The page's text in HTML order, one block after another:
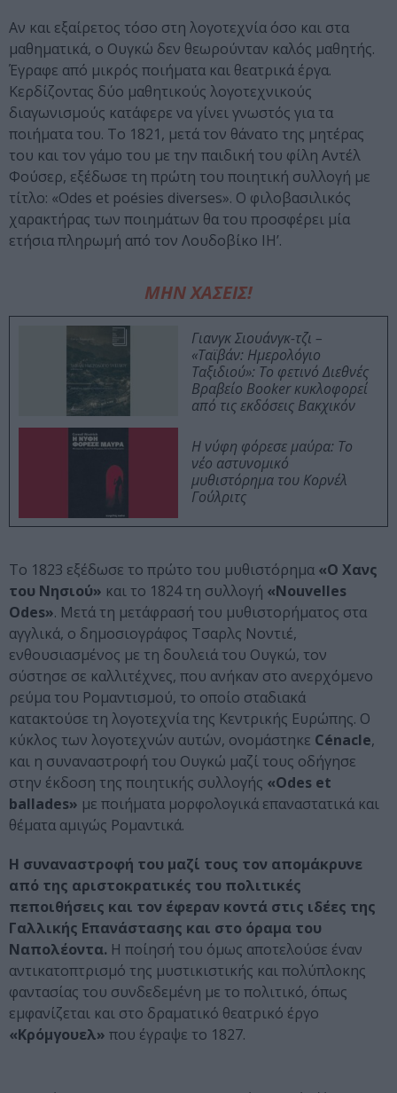
Αν και εξαίρετος τόσο στη λογοτεχνία όσο και στα
μαθηματικά, ο Ουγκώ δεν θεωρούνταν καλός μαθητής.
Έγραφε από μικρός ποιήματα και θεατρικά έργα.
Κερδίζοντας δύο μαθητικούς λογοτεχνικούς
διαγωνισμούς κατάφερε να γίνει γνωστός για τα
ποιήματα του. Το 1821, μετά τον θάνατο της μητέρας
του και τον γάμο του με την παιδική του φίλη Αντέλ
Φούσερ, εξέδωσε τη πρώτη του ποιητική συλλογή με
τίτλο: «Odes et poésies diverses». Ο φιλοβασιλικός
χαρακτήρας των ποιημάτων θα του προσφέρει μία
ετήσια πληρωμή από τον Λουδοβίκο ΙΗ’.
ΜΗΝ ΧΑΣΕΙΣ!
Γιανγκ Σιουάνγκ-τζι –
«Ταϊβάν: Ημερολόγιο
Ταξιδιού»: Το φετινό Διεθνές
Βραβείο Booker κυκλοφορεί
από τις εκδόσεις Βακχικόν
Η νύφη φόρεσε μαύρα: Το
νέο αστυνομικό
μυθιστόρημα του Κορνέλ
Γούλριτς
Το 1823 εξέδωσε το πρώτο του μυθιστόρημα «Ο Χανς
του Νησιού» και το 1824 τη συλλογή «Nouvelles
Odes». Μετά τη μετάφρασή του μυθιστορήματος στα
αγγλικά, ο δημοσιογράφος Τσαρλς Νοντιέ,
ενθουσιασμένος με τη δουλειά του Ουγκώ, τον
σύστησε σε καλλιτέχνες, που ανήκαν στο ανερχόμενο
ρεύμα του Ρομαντισμού, το οποίο σταδιακά
κατακτούσε τη λογοτεχνία της Κεντρικής Ευρώπης. Ο
κύκλος των λογοτεχνών αυτών, ονομάστηκε Cénacle,
και η συναναστροφή του Ουγκώ μαζί τους οδήγησε
στην έκδοση της ποιητικής συλλογής «Odes et
ballades» με ποιήματα μορφολογικά επαναστατικά και
θέματα αμιγώς Ρομαντικά.
Η συναναστροφή του μαζί τους τον απομάκρυνε
από της αριστοκρατικές του πολιτικές
πεποιθήσεις και τον έφεραν κοντά στις ιδέες της
Γαλλικής Επανάστασης και στο όραμα του
Ναπολέοντα. Η ποίησή του όμως αποτελούσε έναν
αντικατοπτρισμό της μυστικιστικής και πολύπλοκης
φαντασίας του συνδεδεμένη με το πολιτικό, όπως
εμφανίζεται και στο δραματικό θεατρικό έργο
«Κρόμγουελ» που έγραψε το 1827.